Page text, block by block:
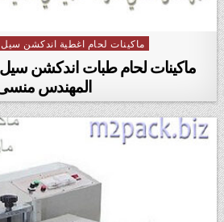
Posted in
ماكينات لحام اغطية اندكشن
المهندس